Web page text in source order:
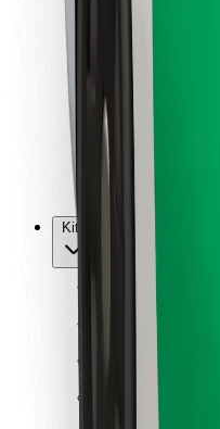
Vairuotojams
Kurjeriams
„Bolt Food“
Automobilių
Restoranams
„Bolt for Business“
Kita